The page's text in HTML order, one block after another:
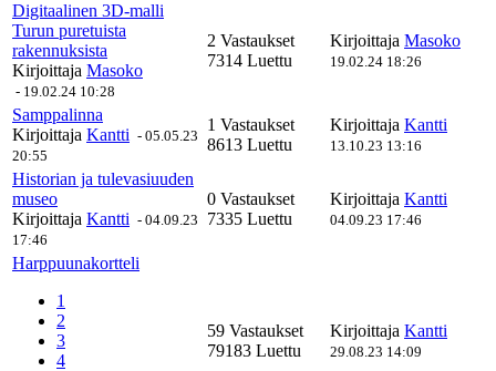
Digitaalinen 3D-malli
Turun puretuista
rakennuksista
Kirjoittaja Masoko
- 19.02.24 10:28
2 Vastaukset
7314 Luettu
Kirjoittaja Masoko
19.02.24 18:26
Samppalinna
Kirjoittaja Kantti - 05.05.23
20:55
1 Vastaukset
8613 Luettu
Kirjoittaja Kantti
13.10.23 13:16
Historian ja tulevasiuuden
museo
Kirjoittaja Kantti - 04.09.23
17:46
0 Vastaukset
7335 Luettu
Kirjoittaja Kantti
04.09.23 17:46
Harppuunakortteli
1
2
3
4
59 Vastaukset
79183 Luettu
Kirjoittaja Kantti
29.08.23 14:09